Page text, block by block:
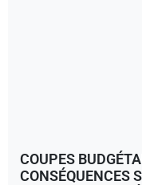
COUPES
CONSÉQUENCES